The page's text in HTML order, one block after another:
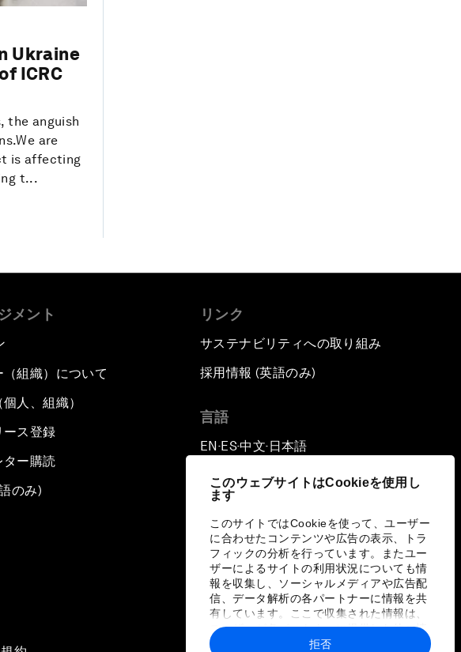
このウェブサイトはCookieを使用し
ます
このサイトではCookieを使って、ユーザー
に合わせたコンテンツや広告の表示、トラ
フィックの分析を行っています。またユー
ザーによるサイトの利用状況についても情
報を収集し、ソーシャルメディアや広告配
信、データ解析の各パートナーに情報を共
有しています。ここで収集された情報は、
ユーザーが各パートナーに提供した他の情
報や各パートナーのサービスを使用した際
拒否
Ukraine
ICRC
the anguish
are
is affecting
t...
メント
組織）について
人、組織）
ース登録
ター購読
のみ)
リンク
サステナビリティへの取り組み
採用情報 (英語のみ)
言語
EN ▪ ES▪中文▪ 日本語